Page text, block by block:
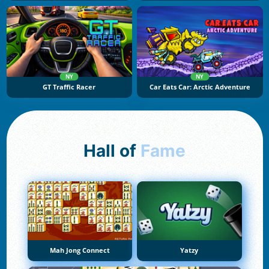
NY
GT Traffic Racer
NY
Car Eats Car: Arctic Adventure
Hall of Fame
Mah Jong Connect Yatzy